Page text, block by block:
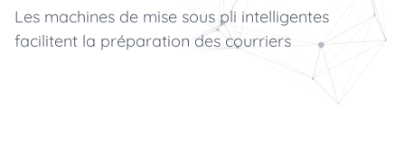
Les machines de mise sous pli intelligentes
facilitent la préparation des courriers